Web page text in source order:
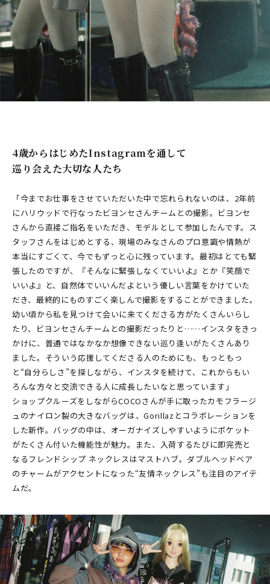
4歳からはじめたInstagramを通して
巡り会えた大切な人たち
「今までお仕事をさせていただいた中で忘れられないのは、2年前
にハリウッドで行なったビヨンセさんチームとの撮影。ビヨンセ
さんから直接ご指名をいただき、モデルとして参加したんです。ス
タッフさんをはじめとする、現場のみなさんのプロ意識や情熱が
本当にすごくて、今でもずっと心に残っています。最初はとても緊
張したのですが、『そんなに緊張しなくていいよ』とか『笑顔で
いいよ』と、自然体でいいんだよという優しい言葉をかけていた
だき、最終的にものすごく楽しんで撮影をすることができました。
幼い頃から私を見つけて会いに来てくださる方がたくさんいらし
たり、ビヨンセさんチームとの撮影だったりと……インスタをきっ
かけに、普通ではなかなか想像できない巡り逢いがたくさんあり
ました。そういう応援してくださる人のためにも、もっともっ
と“自分らしさ”を探しながら、インスタを続けて、これからもい
ろんな方々と交流できる人に成長したいなと思っています」
ショップクルーズをしながらCOCOさんが手に取ったカモフラージ
ュのナイロン製の大きなバッグは、Gorillazとコラボレーションを
した新作。バッグの中は、オーガナイズしやすいようにポケット
がたくさん付いた機能性が魅力。また、入荷するたびに即完売と
なるフレンドシップ ネックレスはマストハブ。ダブルヘッドベア
のチャームがアクセントになった“友情ネックレス”も注目のアイテ
ムだ。